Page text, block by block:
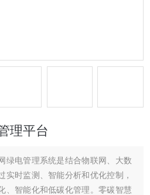
理平台
绿电管理系统是结合物联网、大数
实时监测、智能分析和优化控制，
、智能化和低碳化管理。零碳智慧